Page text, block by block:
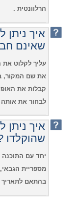
הרלוונטית .
איך ניתן
שאינם
עליך לקלוט את
את שם המקור,
קבלות את
לבחור את
איך ניתן
שהוקלדו
יחד עם
מספריית
בהתאם לתאריך